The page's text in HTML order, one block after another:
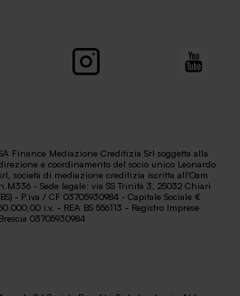
Finance Mediazione Creditizia Srl soggetta alla
e coordinamento del socio unico Leonardo
società di mediazione creditizia iscritta all'Oam
n.M336 - Sede legale: via SS Trinità 3, 25032 Chiari
- P.iva / CF 03705930984 - Capitale Sociale €
i.v. - REA BS 556113 - Registro Imprese
Brescia 03705930984